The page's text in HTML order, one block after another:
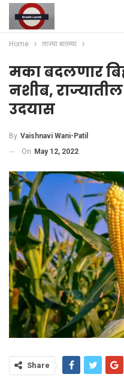
Home ताज्या बातम्या
मका बदलणार
नशीब,
उदयास
By Vaishnavi Wani-Patil
On May 12, 2022
Share